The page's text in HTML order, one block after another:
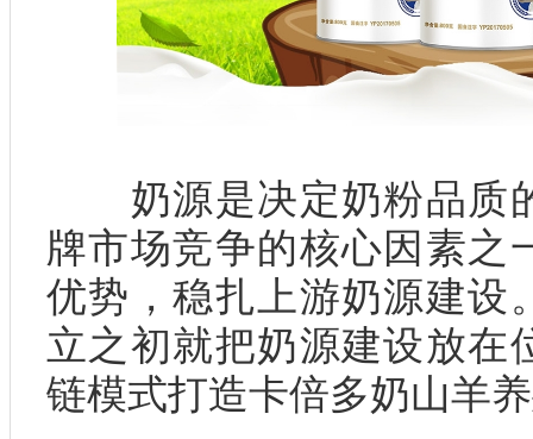
奶源是决定奶粉品质
牌市场竞争的核心因素之
优势，稳扎上游奶源建设
立之初就把奶源建设放在
链模式打造卡倍多奶山羊